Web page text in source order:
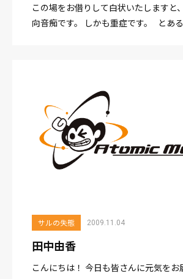
この場をお借りして白状いたしますと
向音痴です。 しかも重症です。 とあ
サルの失態 2009.11.04
田中由香
こんにちは！ 今日も皆さんに元気をお